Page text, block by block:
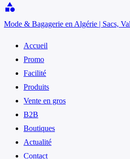
category
Mode & Bagagerie en Algérie | Sacs,
Accueil
Promo
Facilité
Produits
Vente en gros
B2B
Boutiques
Actualité
Contact